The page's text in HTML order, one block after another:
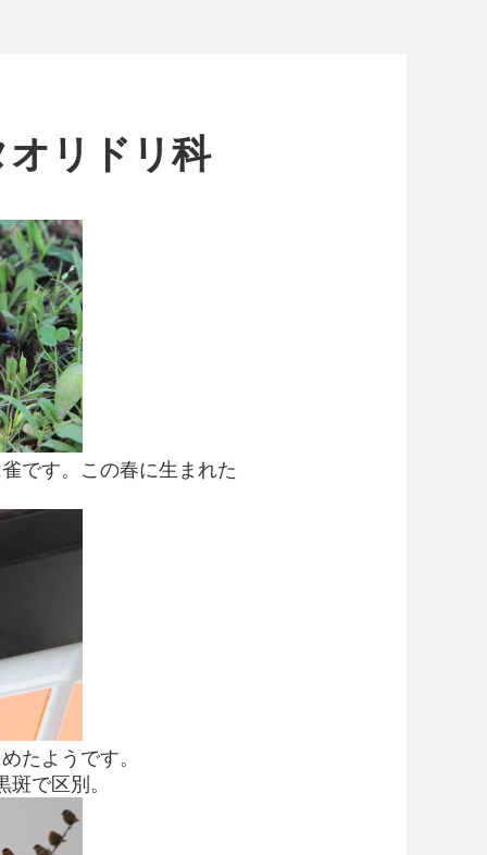
リドリ科
です。この春に生まれた
たようです。
で区別。